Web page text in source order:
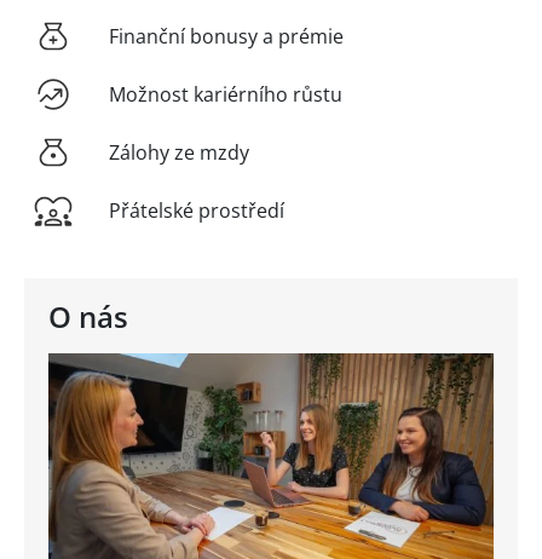
O nás
Finanční bonusy a prémie
Možnost kariérního růstu
Zálohy ze mzdy
Přátelské prostředí